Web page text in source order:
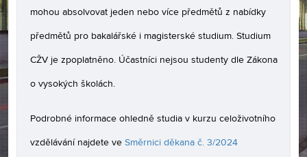
mohou absolvovat jeden nebo více předmětů z nabídky
předmětů pro bakalářské i magisterské studium. Studium
CŽV je zpoplatněno. Účastníci nejsou studenty dle Zákona
o vysokých školách.
Podrobné informace ohledně studia v kurzu celoživotního
vzdělávání najdete ve Směrnici děkana č. 3/2024